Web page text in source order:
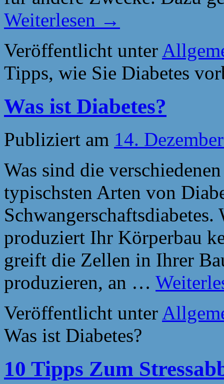
Weiterlesen →
Veröffentlicht unter
Tipps, wie Sie Diabetes
Was ist Diabetes?
Publiziert am 14.
Was sind die
typischsten Arten von
produziert Ihr Körperbau
greift die Zellen in Ihrer
produzieren, an …
Veröffentlicht unter
Was ist Diabetes?
10 Tipps Zum